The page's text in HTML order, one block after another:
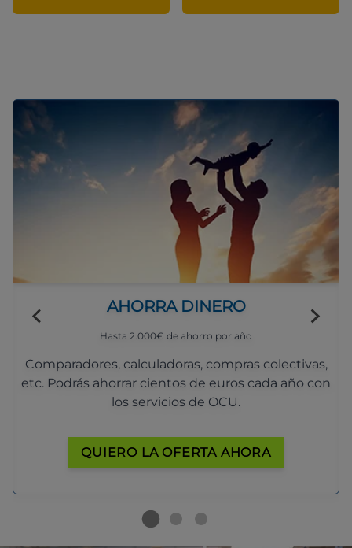
AHORRA DINERO
Hasta 2.000€ de ahorro por año
Comparadores, calculadoras, compras colectivas,
etc. Podrás ahorrar cientos de euros cada año con
los servicios de OCU.
QUIERO LA OFERTA AHORA